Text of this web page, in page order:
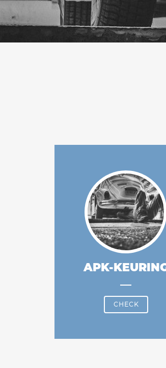
APK-
CHECK